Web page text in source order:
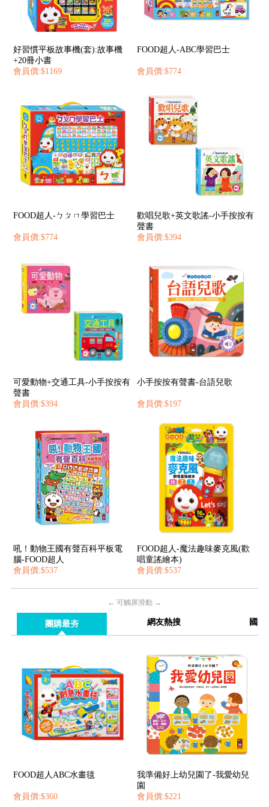
好習慣平板故事機(套):故事機
+20冊小書
會員價:$1169
FOOD超人-ABC學習巴士
會員價:$774
FOOD超人-ㄅㄆㄇ學習巴士
會員價:$774
歡唱兒歌+英文歌謠-小手按按有
聲書
會員價:$394
可愛動物+交通工具-小手按按有
聲書
會員價:$394
小手按按有聲書-台語兒歌
會員價:$197
吼！動物王國有聲百科平板電
腦-FOOD超人
會員價:$537
FOOD超人-魔法趣味麥克風(歡
唱童謠繪本)
會員價:$537
← 可觸屏滑動 →
團購最夯 網友熱搜 國際
FOOD超人ABC水畫毯
會員價:$360
我準備好上幼兒園了-我愛幼兒
園
會員價:$221